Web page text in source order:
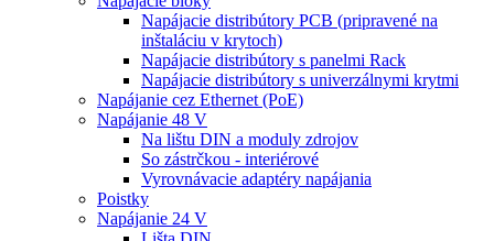
Napájacie distribútory PCB (pripravené na
inštaláciu v krytoch)
Napájacie distribútory s panelmi Rack
Napájacie distribútory s univerzálnymi krytmi
Napájanie cez Ethernet (PoE)
Napájanie 48 V
Na lištu DIN a moduly zdrojov
So zástrčkou - interiérové
Vyrovnávacie adaptéry napájania
Poistky
Napájanie 24 V